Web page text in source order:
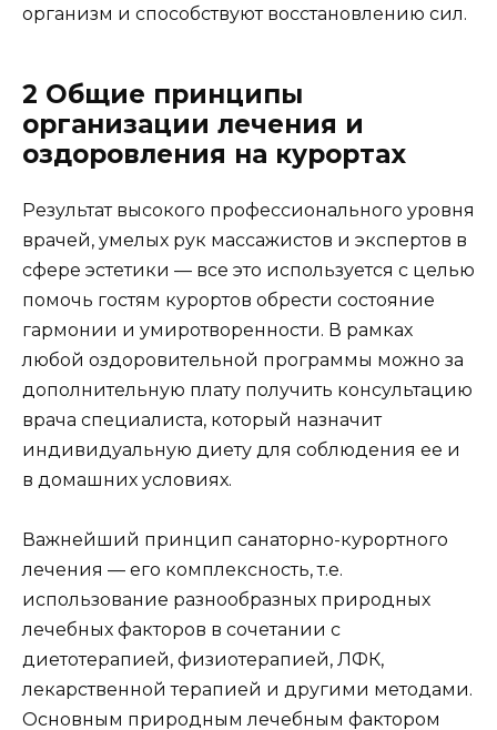
организм и способствуют восстановлению сил.
2 Общие принципы
организации лечения и
оздоровления на курортах
Результат высокого профессионального уровня
врачей, умелых рук массажистов и экспертов в
сфере эстетики — все это используется с целью
помочь гостям курортов обрести состояние
гармонии и умиротворенности. В рамках
любой оздоровительной программы можно за
дополнительную плату получить консультацию
врача специалиста, который назначит
индивидуальную диету для соблюдения ее и
в домашних условиях.
Важнейший принцип санаторно-курортного
лечения — его комплексность, т.е.
использование разнообразных природных
лечебных факторов в сочетании с
диетотерапией, физиотерапией, ЛФК,
лекарственной терапией и другими методами.
Основным природным лечебным фактором